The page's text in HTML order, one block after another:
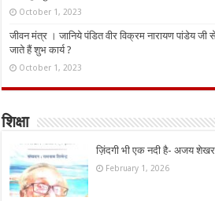
October 1, 2023
जीवन मंत्र । जानिये पंडित वीर विक्रम नारायण पांडेय जी
जाते हैं शुभ कार्य ?
October 1, 2023
शिक्षा
ज़िंदगी भी एक नदी है- अजय शेखर
February 1, 2026